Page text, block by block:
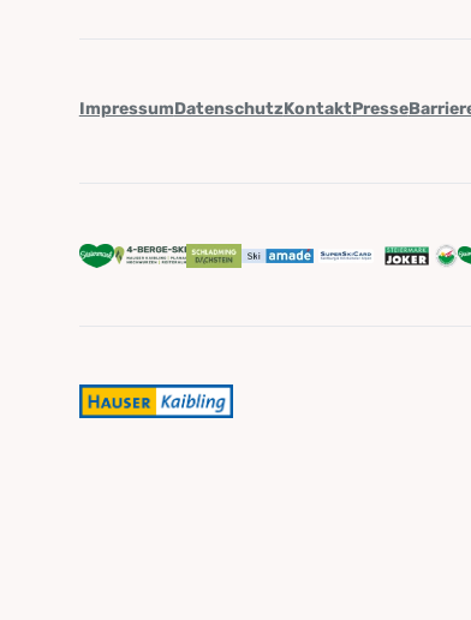
ImpressumDatenschutzKontaktPresse